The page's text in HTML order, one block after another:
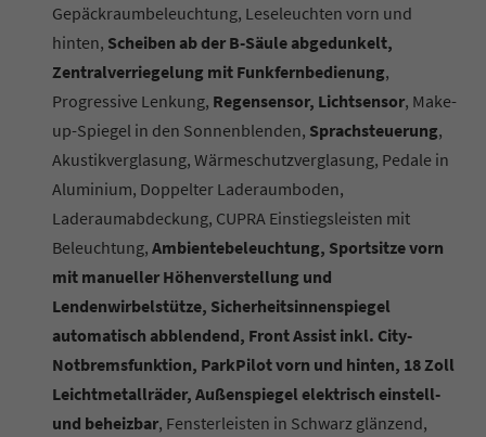
Gepäckraumbeleuchtung, Leseleuchten vorn und
hinten, Scheiben ab der B-Säule abgedunkelt,
Zentralverriegelung mit Funkfernbedienung,
Progressive Lenkung, Regensensor, Lichtsensor, Make-
up-Spiegel in den Sonnenblenden, Sprachsteuerung,
Akustikverglasung, Wärmeschutzverglasung, Pedale in
Aluminium, Doppelter Laderaumboden,
Laderaumabdeckung, CUPRA Einstiegsleisten mit
Beleuchtung, Ambientebeleuchtung, Sportsitze vorn
mit manueller Höhenverstellung und
Lendenwirbelstütze, Sicherheitsinnenspiegel
automatisch abblendend, Front Assist inkl. City-
Notbremsfunktion, ParkPilot vorn und hinten, 18 Zoll
Leichtmetallräder, Außenspiegel elektrisch einstell-
und beheizbar, Fensterleisten in Schwarz glänzend,